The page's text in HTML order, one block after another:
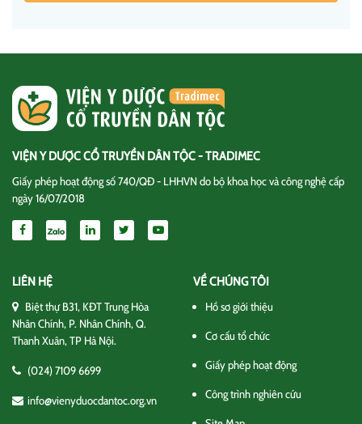
VIỆN Y DƯỢC CỔ TRUYỀN DÂN TỘC - TRADIMEC
Giấy phép hoạt động số 740/QĐ - LHHVN do bộ khoa học và công nghệ cấp
ngày 16/07/2018
LIÊN HỆ
Biệt thự B31, KĐT Trung Hòa
Nhân Chính, P. Nhân Chính, Q.
Thanh Xuân, TP Hà Nội.
(024) 7109 6699
info@vienyduocdantoc.org.vn
VỀ CHÚNG TÔI
Hồ sơ giới thiệu
Cơ cấu tổ chức
Giấy phép hoạt động
Công trình nghiên cứu